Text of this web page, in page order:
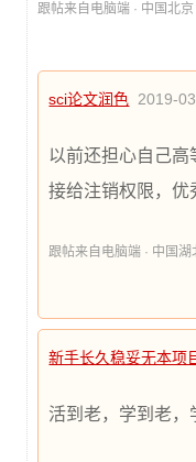
跟帖来自电脑端 · 中国北京
sci论文润色 2019-
以前还担心自己高
接给注销权限，优
跟帖来自电脑端 · 中国湖
新手长久稳妥无本项
活到老，学到老，